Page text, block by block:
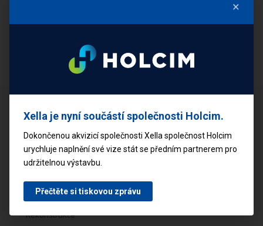
Stavte svépomocí a ušetřete
Mám zájem o:
Novostavby
Rekonstrukce
×
Xella je nyní součástí společnosti Holcim.
Dokončenou akvizicí společnosti Xella společnost Holcim
urychluje naplnění své vize stát se předním partnerem pro
udržitelnou výstavbu.
Přečtěte si tiskovou zprávu